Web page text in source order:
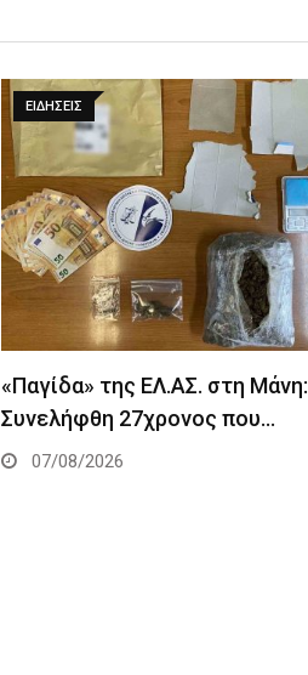
ΕΙΔΉΣΕΙΣ
«Παγίδα» της ΕΛ.ΑΣ. στη Μάνη:
Συνελήφθη 27χρονος που…
07/08/2026